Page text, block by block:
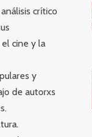
crítico
cine y la
y
de autorxs